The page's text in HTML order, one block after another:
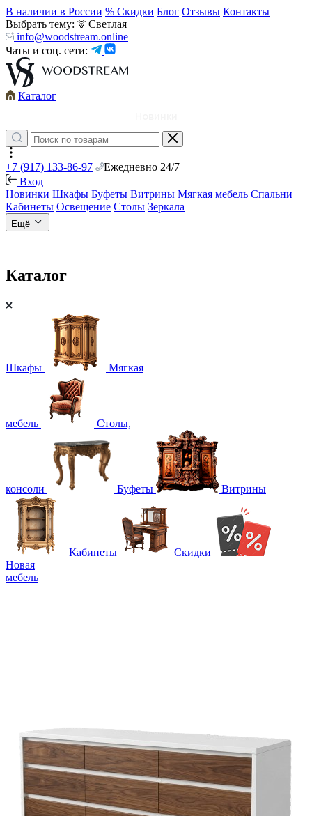
В наличии в России % Скидки Блог Отзывы Контакты
Выбрать тему:
Светлая
info@woodstream.online
Чаты и соц. сети:
Каталог
+7 (917) 133-86-97
Ежедневно 24/7
Вход
Новинки Шкафы Буфеты Витрины Мягкая мебель Спальни
Кабинеты Освещение Столы Зеркала
Ещё
Каталог
Шкафы Мягкая
мебель Столы,
консоли Буфеты Витрины
Кабинеты
Скидки
Новая
мебель